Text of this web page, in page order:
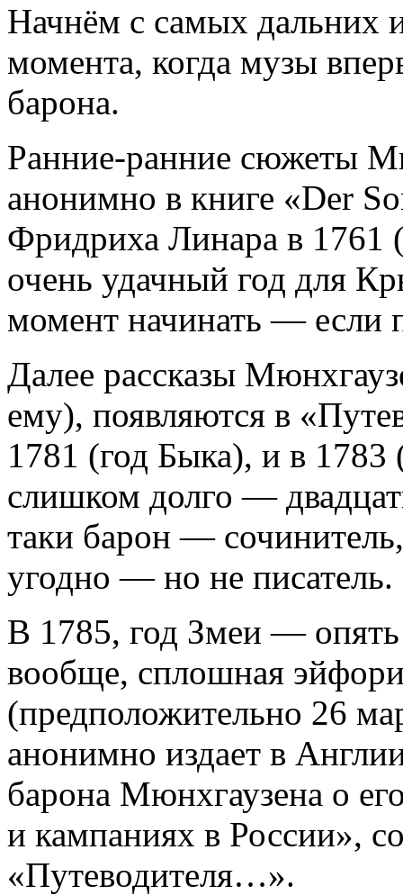
Начнём с самых дальних
момента, когда музы
барона.
Ранние-ранние сюжеты
анонимно в книге «Der
Фридриха Линара в 1761
очень удачный год для
момент начинать — если
Далее рассказы
ему), появляются в
1781 (год Быка), и в 1783
слишком долго —
таки барон — сочинитель,
угодно — но не писатель.
В 1785, год Змеи —
вообще, сплошная
(предположительно 26
анонимно издает в
барона Мюнхгаузена о
и кампаниях в России»,
«Путеводителя…».